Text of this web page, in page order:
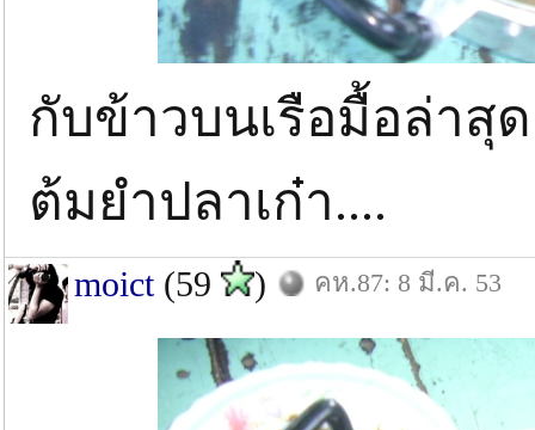
กับข้าวบนเรือมื้อล่าสุ
ต้มยำปลาเก๋า....
moict(59 ) คห.87: 8 มี.ค. 53